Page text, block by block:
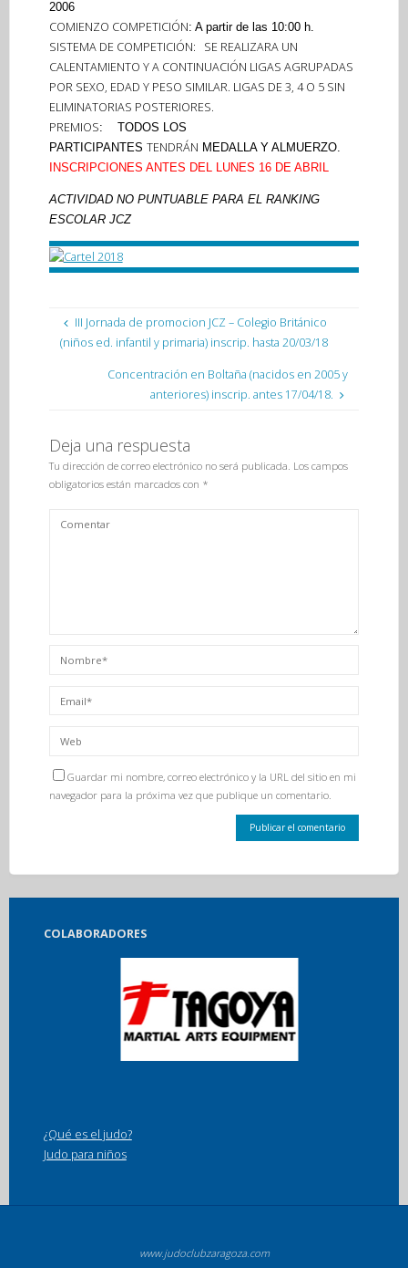
2006
COMIENZO COMPETICIÓN: A partir de las 10:00 h.
SISTEMA DE COMPETICIÓN: SE REALIZARA UN
CALENTAMIENTO Y A CONTINUACIÓN LIGAS AGRUPADAS
POR SEXO, EDAD Y PESO SIMILAR. LIGAS DE 3, 4 O 5 SIN
ELIMINATORIAS POSTERIORES.
PREMIOS: TODOS LOS
PARTICIPANTES TENDRÁN MEDALLA Y ALMUERZO.
INSCRIPCIONES ANTES DEL LUNES 16 DE ABRIL
ACTIVIDAD NO PUNTUABLE PARA EL RANKING
ESCOLAR JCZ
III Jornada de promocion JCZ – Colegio Británico
(niños ed. infantil y primaria) inscrip. hasta 20/03/18
Concentración en Boltaña (nacidos en 2005 y
anteriores) inscrip. antes 17/04/18.
Deja una respuesta
Tu dirección de correo electrónico no será publicada. Los campos
obligatorios están marcados con *
Guardar mi nombre, correo electrónico y la URL del sitio en mi
navegador para la próxima vez que publique un comentario.
COLABORADORES
¿Qué es el judo?
Judo para niños
www.judoclubzaragoza.com